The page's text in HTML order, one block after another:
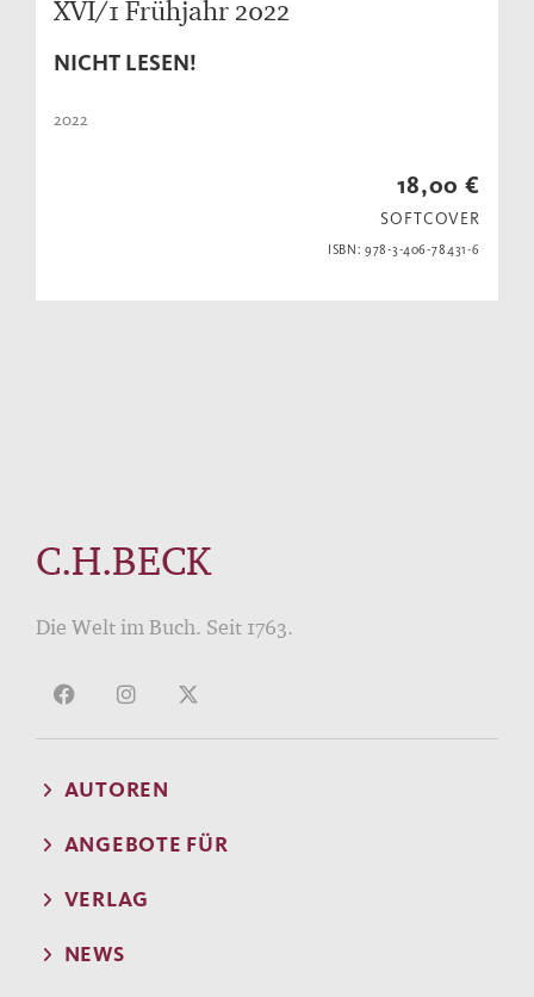
XVI/1 Frühjahr 2022
NICHT LESEN!
2022
18,00 €
SOFTCOVER
ISBN: 978-3-406-78431-6
C.H.BECK
Die Welt im Buch. Seit 1763.
AUTOREN
ANGEBOTE FÜR
VERLAG
NEWS